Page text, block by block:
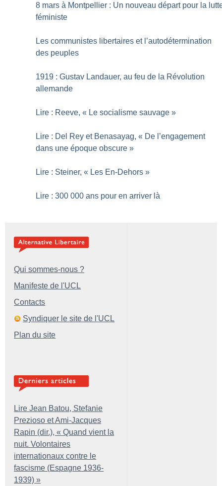
8 mars à Montpellier : Un nouveau départ pour la
féministe
Les communistes libertaires et l’autodétermination
des peuples
1919 : Gustav Landauer, au feu de la Révolution
allemande
Lire : Reeve, « Le socialisme sauvage »
Lire : Del Rey et Benasayag, « De l’engagement
dans une époque obscure »
Lire : Steiner, « Les En-Dehors »
Lire : 300 000 ans pour en arriver là
Qui sommes-nous ?
Manifeste de l'UCL
Contacts
Syndiquer le site de l'UCL
Plan du site
Lire Jean Batou, Stefanie
Prezioso et Ami-Jacques
Rapin (dir.), « Quand vient la
nuit. Volontaires
internationaux contre le
fascisme (Espagne 1936-
1939) »